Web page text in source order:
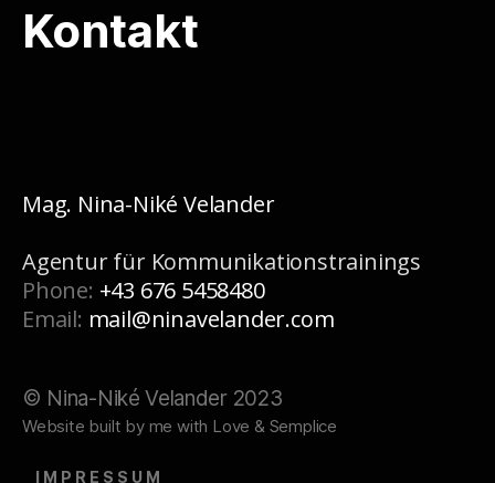
Kontakt
Mag. Nina-Niké Velander
Agentur für Kommunikationstrainings
Phone: +43 676 5458480
Email: mail@ninavelander.com
© Nina-Niké Velander 2023
Website built by me with Love & Semplice
IMPRESSUM